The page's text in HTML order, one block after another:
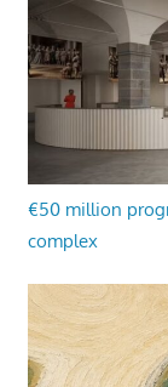
€50 million
complex